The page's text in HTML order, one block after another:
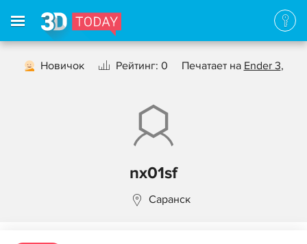
Новичок Рейтинг: 0 Печатает на Ender 3,
nx01sf
Саранск